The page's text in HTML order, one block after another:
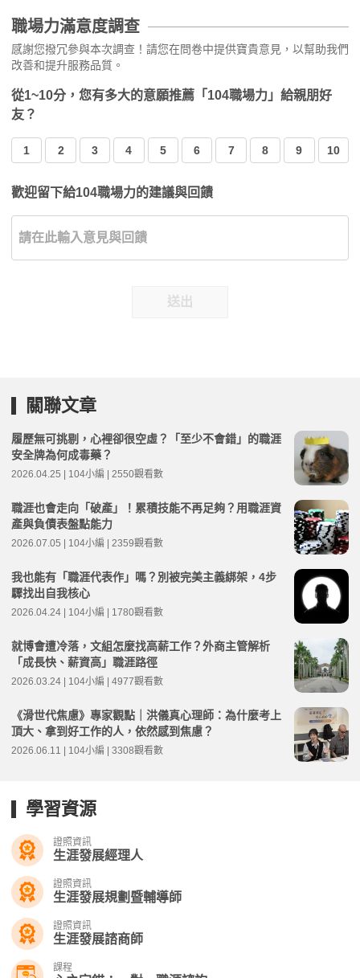
職場力滿意度調查
感謝您撥冗參與本次調查！請您在問卷中提供寶貴意見，以幫助我們
改善和提升服務品質。
從1~10分，您有多大的意願推薦「104職場力」給親朋好
友？
1 2 3 4 5 6 7 8 9 10
歡迎留下給104職場力的建議與回饋
送出
關聯文章
履歷無可挑剔，心裡卻很空虛？「至少不會錯」的職涯
安全牌為何成毒藥？
2026.04.25 | 104小編 | 2550觀看數
職涯也會走向「破產」！累積技能不再足夠？用職涯資
產與負債表盤點能力
2026.07.05 | 104小編 | 2359觀看數
我也能有「職涯代表作」嗎？別被完美主義綁架，4步
驟找出自我核心
2026.04.24 | 104小編 | 1780觀看數
就博會遭冷落，文組怎麼找高薪工作？外商主管解析
「成長快、薪資高」職涯路徑
2026.03.24 | 104小編 | 4977觀看數
《滑世代焦慮》專家觀點｜洪儀真心理師：為什麼考上
頂大、拿到好工作的人，依然感到焦慮？
2026.06.11 | 104小編 | 3308觀看數
學習資源
證照資訊
生涯發展經理人
證照資訊
生涯發展規劃暨輔導師
證照資訊
生涯發展諮商師
課程